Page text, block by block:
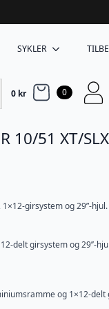
SYKLER
0 kr 0
10/51 XT/
girsystem og 29”-hjul.
delt girsystem og 29’’-
og 1×12-delt